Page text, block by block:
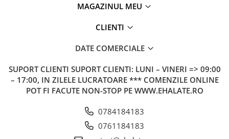
MAGAZINUL MEU
CLIENTI
DATE COMERCIALE
SUPORT CLIENTI SUPORT CLIENTI: LUNI – VINERI => 09:00
– 17:00, IN ZILELE LUCRATOARE *** COMENZILE ONLINE
POT FI FACUTE NON-STOP PE WWW.EHALATE.RO
0784184183
0761184183